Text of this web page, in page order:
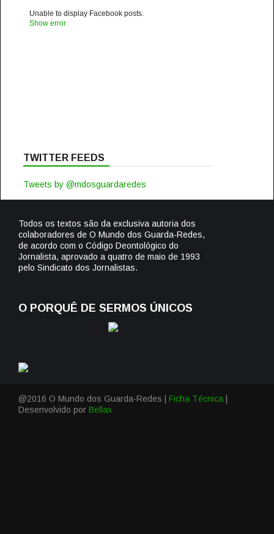
Unable to display Facebook posts.
Show error
TWITTER FEEDS
Tweets by @mdosguardaredes
Todos os textos são da exclusiva autoria dos
colaboradores de O Mundo dos Guarda-Redes,
de acordo com o Código Deontológico do
Jornalista, aprovado a quatro de maio de 1993
pelo Sindicato dos Jornalistas.
O PORQUÊ DE SERMOS ÚNICOS
@2016 O Mundo dos Guarda-Redes | Ficha Técnica
Desenvolvido por Bellax